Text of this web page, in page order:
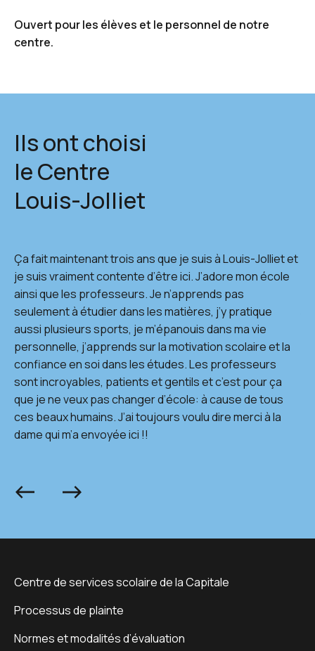
Ouvert pour les élèves et le personnel de notre
centre.
Ils ont choisi
le Centre
Louis-Jolliet
Ça fait maintenant trois ans que je suis à Louis-Jolliet et
je suis vraiment contente d’être ici. J’adore mon école
ainsi que les professeurs. Je n’apprends pas
seulement à étudier dans les matières, j’y pratique
aussi plusieurs sports, je m’épanouis dans ma vie
personnelle, j’apprends sur la motivation scolaire et la
confiance en soi dans les études. Les professeurs
sont incroyables, patients et gentils et c’est pour ça
que je ne veux pas changer d’école: à cause de tous
ces beaux humains. J’ai toujours voulu dire merci à la
dame qui m’a envoyée ici !!
PrécédentSuivant
Centre de services scolaire de la Capitale
Processus de plainte
Normes et modalités d’évaluation